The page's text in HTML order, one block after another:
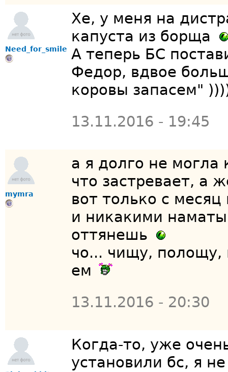
Need_for_smile
Хе, у меня на
капуста из борща
А теперь БС
Федор, вдвое
коровы запасем"
13.11.2016 - 19:45
mymra
а я долго не могла
что застревает, а
вот только с
и никакими
оттянешь
чо... чищу,
ем
13.11.2016 - 20:30
Когда-то, уже
установили бс, я